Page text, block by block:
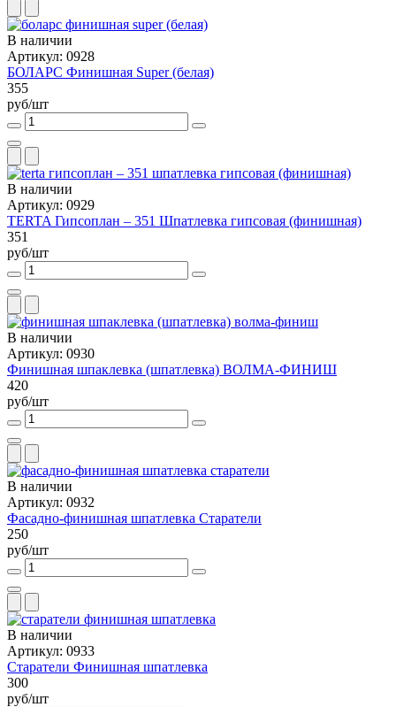
В наличии
Артикул: 0928
БОЛАРС Финишная Super (белая)
355
руб/шт
В наличии
Артикул: 0929
TERTA Гипсоплан – 351 Шпатлевка гипсовая (финишная)
351
руб/шт
В наличии
Артикул: 0930
Финишная шпаклевка (шпатлевка) ВОЛМА-ФИНИШ
420
руб/шт
В наличии
Артикул: 0932
Фасадно-финишная шпатлевка Старатели
250
руб/шт
В наличии
Артикул: 0933
Старатели Финишная шпатлевка
300
руб/шт